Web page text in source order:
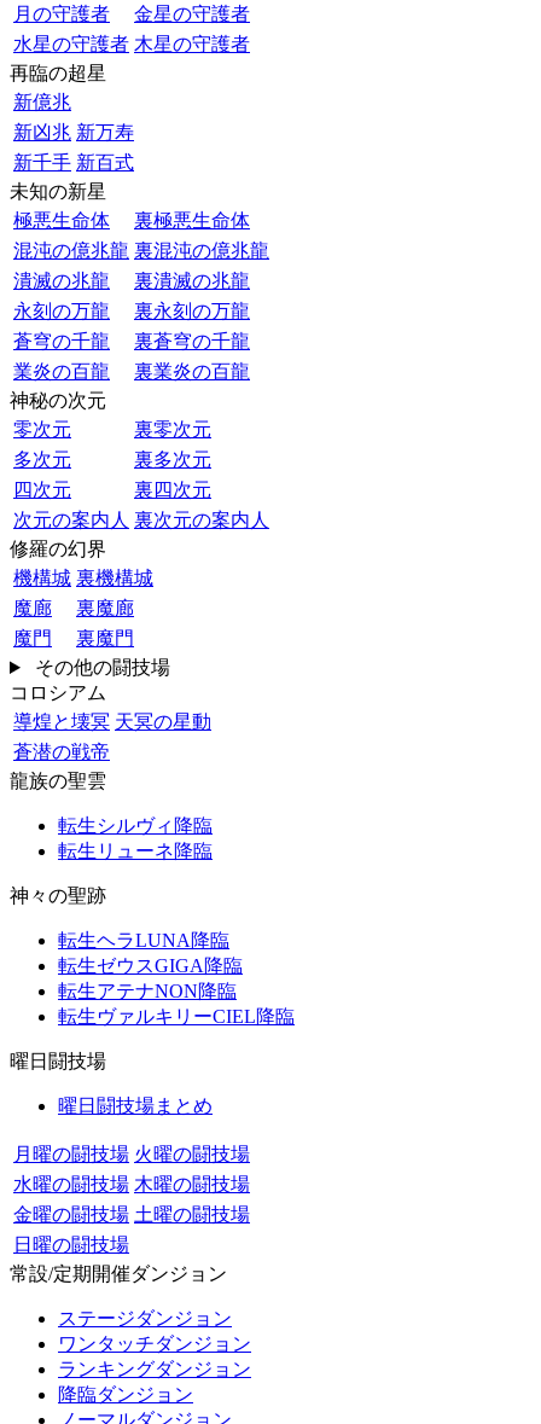
月の守護者
金星の守護者
水星の守護者 木星の守護者
再臨の超星
新億兆
新凶兆 新万寿
新千手 新百式
未知の新星
極悪生命体
裏極悪生命体
混沌の億兆龍 裏混沌の億兆龍
潰滅の兆龍
裏潰滅の兆龍
永刻の万龍
裏永刻の万龍
蒼穹の千龍
裏蒼穹の千龍
業炎の百龍
裏業炎の百龍
神秘の次元
零次元
裏零次元
多次元
裏多次元
四次元
裏四次元
次元の案内人 裏次元の案内人
修羅の幻界
機構城 裏機構城
魔廊
裏魔廊
魔門
裏魔門
その他の闘技場
コロシアム
導煌と壊冥 天冥の星動
蒼潜の戦帝
龍族の聖雲
転生シルヴィ降臨
転生リューネ降臨
神々の聖跡
転生ヘラLUNA降臨
転生ゼウスGIGA降臨
転生アテナNON降臨
転生ヴァルキリーCIEL降臨
曜日闘技場
曜日闘技場まとめ
月曜の闘技場 火曜の闘技場
水曜の闘技場 木曜の闘技場
金曜の闘技場 土曜の闘技場
日曜の闘技場
常設/定期開催ダンジョン
ステージダンジョン
ワンタッチダンジョン
ランキングダンジョン
降臨ダンジョン
ノーマルダンジョン